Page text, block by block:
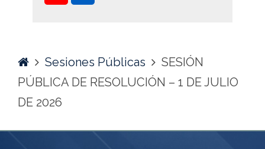
24
HomeSesiones Públicas
SESIÓN
PÚBLICA DE RESOLUCIÓN – 1 DE JULIO
DE 2026